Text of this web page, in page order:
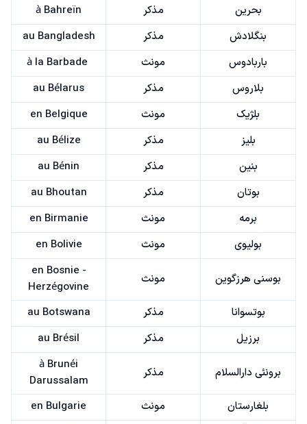
بحرین
مذکر
à Bahreïn
بنگلادش
مذکر
au Bangladesh
باربادوس
مونث
à la Barbade
بلاروس
مذکر
au Bélarus
بلژیک
مونث
en Belgique
بلیز
مذکر
au Bélize
بنین
مذکر
au Bénin
بوتان
مذکر
au Bhoutan
برمه
مونث
en Birmanie
بولیوی
مونث en Bolivie
بوسنی هرزگوین مونث
en Bosnie -
Herzégovine
بوتسوانا
مذکر
au Botswana
برزیل
مذکر au Brésil
برونئی دارالسلام مذکر
à Brunéi
Darussalam
بلغارستان
مونث
en Bulgarie